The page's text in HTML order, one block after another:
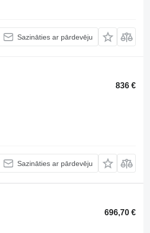
Sazināties ar pārdevēju
836 €
Sazināties ar pārdevēju
696,70 €